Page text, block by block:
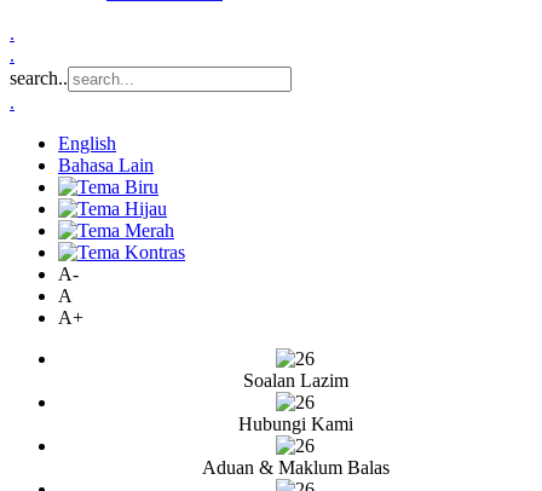
.
.
search..
.
English
Bahasa Lain
A-
A
A+
Soalan Lazim
Hubungi Kami
Aduan & Maklum Balas